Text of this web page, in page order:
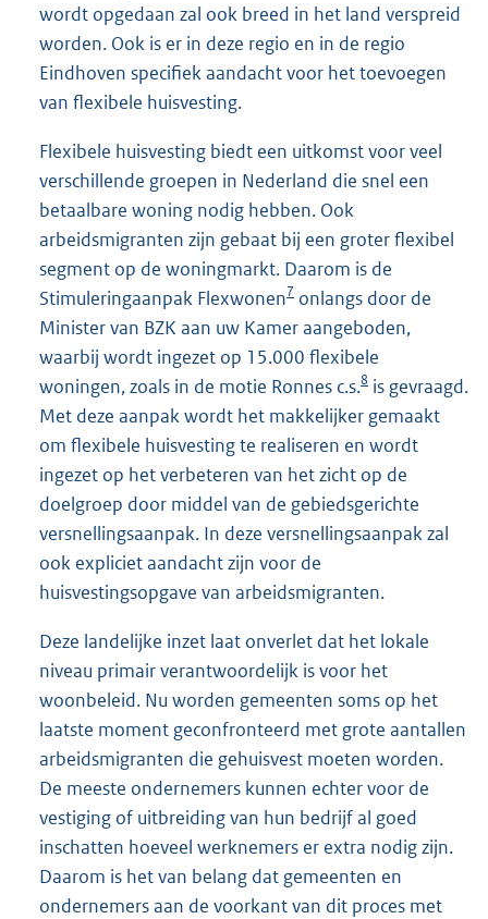
wordt opgedaan zal ook breed in het land verspreid
worden. Ook is er in deze regio en in de regio
Eindhoven specifiek aandacht voor het toevoegen
van flexibele huisvesting.
Flexibele huisvesting biedt een uitkomst voor veel
verschillende groepen in Nederland die snel een
betaalbare woning nodig hebben. Ook
arbeidsmigranten zijn gebaat bij een groter flexibel
segment op de woningmarkt. Daarom is de
Stimuleringaanpak Flexwonen7 onlangs door de
Minister van BZK aan uw Kamer aangeboden,
waarbij wordt ingezet op 15.000 flexibele
woningen, zoals in de motie Ronnes c.s.8 is gevraagd.
Met deze aanpak wordt het makkelijker gemaakt
om flexibele huisvesting te realiseren en wordt
ingezet op het verbeteren van het zicht op de
doelgroep door middel van de gebiedsgerichte
versnellingsaanpak. In deze versnellingsaanpak zal
ook expliciet aandacht zijn voor de
huisvestingsopgave van arbeidsmigranten.
Deze landelijke inzet laat onverlet dat het lokale
niveau primair verantwoordelijk is voor het
woonbeleid. Nu worden gemeenten soms op het
laatste moment geconfronteerd met grote aantallen
arbeidsmigranten die gehuisvest moeten worden.
De meeste ondernemers kunnen echter voor de
vestiging of uitbreiding van hun bedrijf al goed
inschatten hoeveel werknemers er extra nodig zijn.
Daarom is het van belang dat gemeenten en
ondernemers aan de voorkant van dit proces met